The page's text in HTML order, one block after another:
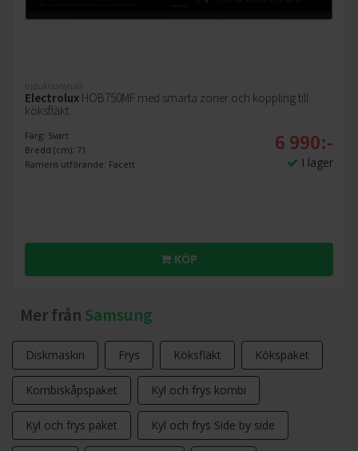
Induktionshäll
Electrolux HOB750MF med smarta zoner och koppling till
köksfläkt
Färg: Svart
Bredd (cm): 71
Ramens utförande: Facett
6 990:-
I lager
KÖP
Mer från Samsung
Diskmaskin Frys Köksfläkt Kökspaket
Kombiskåpspaket Kyl och frys kombi
Kyl och frys paket Kyl och frys Side by side